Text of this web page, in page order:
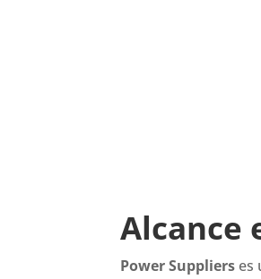
Alcance
Power Suppliers es